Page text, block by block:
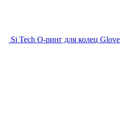
Si Tech О-ринг для колец Glove